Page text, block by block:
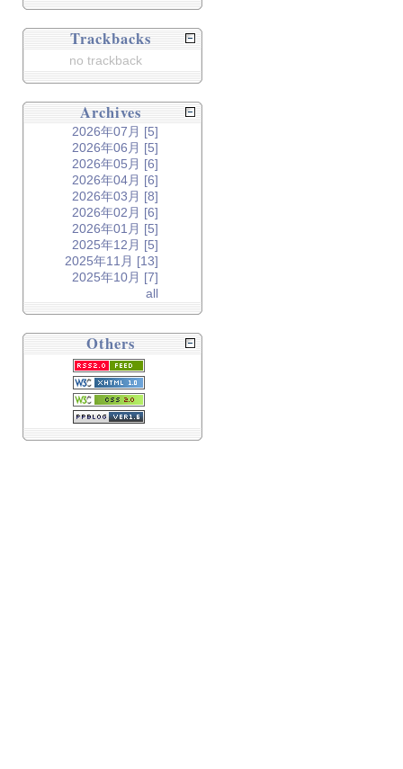
Trackbacks
no trackback
Archives
2026年07月 [5]
2026年06月 [5]
2026年05月 [6]
2026年04月 [6]
2026年03月 [8]
2026年02月 [6]
2026年01月 [5]
2025年12月 [5]
2025年11月 [13]
2025年10月 [7]
all
Others